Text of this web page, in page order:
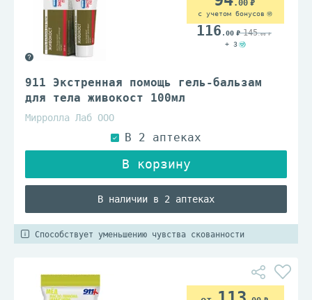
911 Экстренная помощь гель-бальзам
для тела живокост 100мл
Мирролла Лаб ООО
В наличии в 2 аптеках
.00
с учетом бонусов
116 .00 145.00
+ 3
Способствует уменьшению чувства скованности